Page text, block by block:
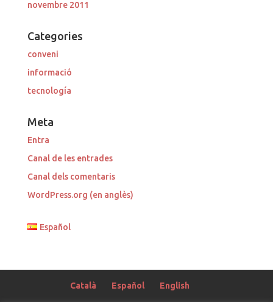
novembre 2011
Categories
conveni
informació
tecnología
Meta
Entra
Canal de les entrades
Canal dels comentaris
WordPress.org (en anglès)
Español
Català Español English